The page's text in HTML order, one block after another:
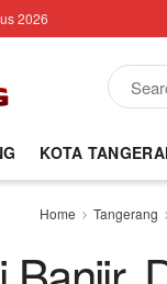
2026
KOTA
Home Tangerang